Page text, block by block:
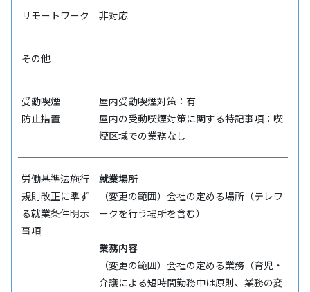
リモートワーク 非対応
その他
受動喫煙
防⽌措置
屋内受動喫煙対策：有
屋内の受動喫煙対策に関する特記事項：喫
煙区域での業務なし
労働基準法施行
規則改正に準ず
る就業条件明示
事項
就業場所
（変更の範囲）会社の定める場所（テレワ
ークを行う場所を含む）
業務内容
（変更の範囲）会社の定める業務（育児・
介護による短時間勤務中は原則、業務の変